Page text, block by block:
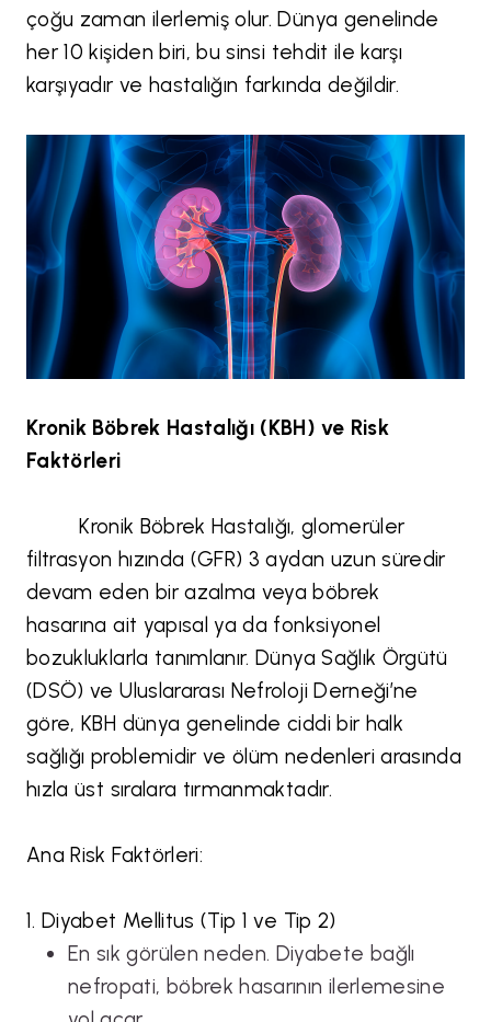
çoğu zaman ilerlemiş olur. Dünya genelinde
her 10 kişiden biri, bu sinsi tehdit ile karşı
karşıyadır ve hastalığın farkında değildir.
Kronik Böbrek Hastalığı (KBH) ve Risk
Faktörleri
Kronik Böbrek Hastalığı, glomerüler
filtrasyon hızında (GFR) 3 aydan uzun süredir
devam eden bir azalma veya böbrek
hasarına ait yapısal ya da fonksiyonel
bozukluklarla tanımlanır. Dünya Sağlık Örgütü
(DSÖ) ve Uluslararası Nefroloji Derneği’ne
göre, KBH dünya genelinde ciddi bir halk
sağlığı problemidir ve ölüm nedenleri arasında
hızla üst sıralara tırmanmaktadır.
Ana Risk Faktörleri:
1. Diyabet Mellitus (Tip 1 ve Tip 2)
En sık görülen neden. Diyabete bağlı
nefropati, böbrek hasarının ilerlemesine